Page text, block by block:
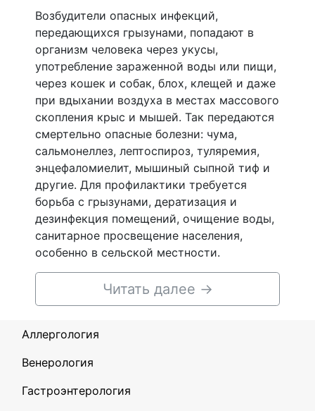
Возбудители опасных инфекций,
передающихся грызунами, попадают в
организм человека через укусы,
употребление зараженной воды или пищи,
через кошек и собак, блох, клещей и даже
при вдыхании воздуха в местах массового
скопления крыс и мышей. Так передаются
смертельно опасные болезни: чума,
сальмонеллез, лептоспироз, туляремия,
энцефаломиелит, мышиный сыпной тиф и
другие. Для профилактики требуется
борьба с грызунами, дератизация и
дезинфекция помещений, очищение воды,
санитарное просвещение населения,
особенно в сельской местности.
Читать далее →
Аллергология
Венерология
Гастроэнтерология